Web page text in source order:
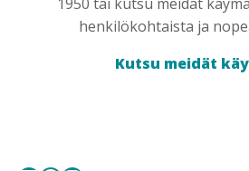
henkilökohtaista ja
Kutsu meidät